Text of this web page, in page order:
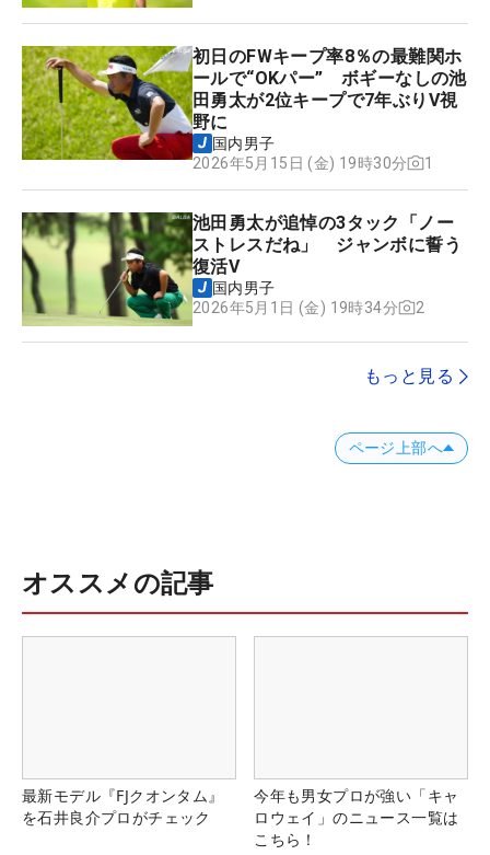
初日のFWキープ率8％の最難関ホ
ールで“OKパー” ボギーなしの池
田勇太が2位キープで7年ぶりV視
野に
国内男子
2026年5月15日 (金) 19時30分
1
池田勇太が追悼の3タック「ノー
ストレスだね」 ジャンボに誓う
復活V
国内男子
2026年5月1日 (金) 19時34分
2
もっと見る
ページ上部へ
オススメの記事
最新モデル『FJクオンタム』
を石井良介プロがチェック
今年も男女プロが強い「キャ
ロウェイ」のニュース一覧は
こちら！